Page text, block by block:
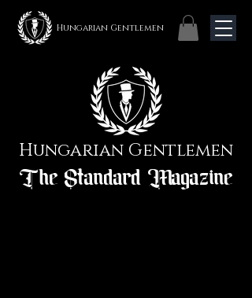
Hungarian Gentlemen
Hungarian Gentlemen
The Standard Magazine